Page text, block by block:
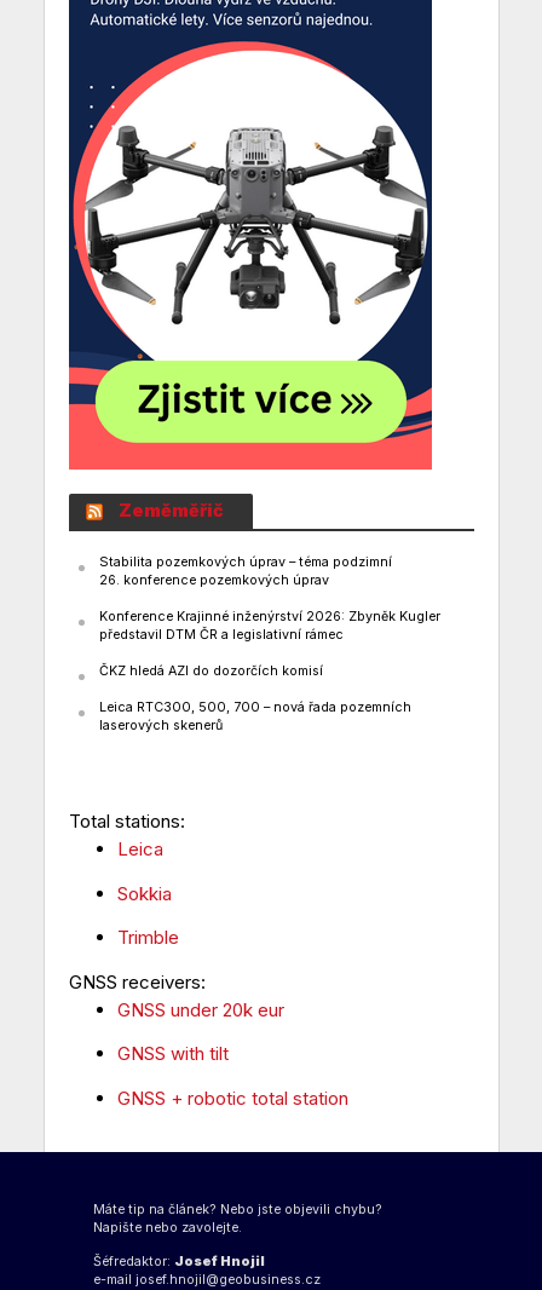
Zeměměřič
Stabilita pozemkových úprav – téma podzimní
26. konference pozemkových úprav
Konference Krajinné inženýrství 2026: Zbyněk Kugler
představil DTM ČR a legislativní rámec
ČKZ hledá AZI do dozorčích komisí
Leica RTC300, 500, 700 – nová řada pozemních
laserových skenerů
Total stations:
Leica
Sokkia
Trimble
GNSS receivers:
GNSS under 20k eur
GNSS with tilt
GNSS + robotic total station
Máte tip na článek? Nebo jste objevili chybu?
Napište nebo zavolejte.
Šéfredaktor: Josef Hnojil
e-mail josef.hnojil@geobusiness.cz